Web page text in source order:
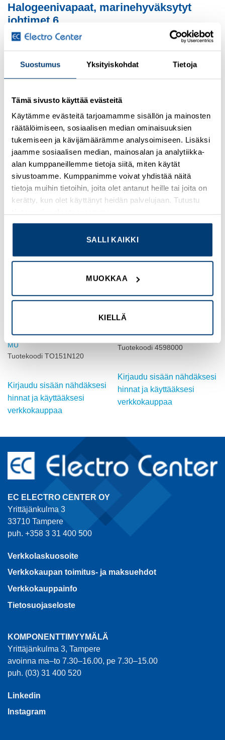
Suostumus Yksityiskohdat Tietoja
Tämä sivusto käyttää evästeitä
Käytämme evästeitä tarjoamamme sisällön ja mainosten
räätälöimiseen, sosiaalisen median ominaisuuksien
tukemiseen ja kävijämäärämme analysoimiseen. Lisäksi
jaamme sosiaalisen median, mainosalan ja analytiikka-
alan kumppaneillemme tietoja siitä, miten käytät
sivustoamme. Kumppanimme voivat yhdistää näitä
tietoja muihin tietoihin, joita olet antanut heille tai joita on
kerätty, kun olet käyttänyt heidän palvelujaan. Tutustu
SALLI KAIKKI
MUOKKAA
KIELLÄ
Halogeenivapaat, marinehyväksytyt
johtimet 6
H07Z1-K 6 KEVI 100 KELA keltavihreä Ø 4.6
Kirjaudu sisään nähdäksesi hinnat ja käyttääksesi
Osastot:Halogeenivapaa ,Uudet tuotteet
TUTUSTU MYÖS
Add to
wishlist
marinehyväksytyt johtimet 120
MU
Tuotekoodi TO151N120
Kirjaudu sisään nähdäksesi
hinnat ja käyttääksesi
verkkokauppaa
RITTAL
SE,TP,PC 20kp
Tuotekoodi 4598000
Kirjaudu sisään nähdäksesi
hinnat ja käyttääksesi
verkkokauppaa
EC ELECTRO CENTER OY
Yrittäjänkulma 3
33710 Tampere
puh. +358 3 31 400 500
Verkkolaskuosoite
Verkkokaupan toimitus- ja maksuehdot
Verkkokauppainfo
Tietosuojaseloste
KOMPONENTTIMYYMÄLÄ
Yrittäjänkulma 3, Tampere
avoinna ma–to 7.30–16.00, pe 7.30–15.00
puh. (03) 31 400 520
Linkedin
Instagram